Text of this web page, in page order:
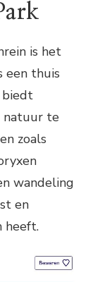
is het
een thuis
biedt
natuur te
zoals
wandeling
en
heeft.